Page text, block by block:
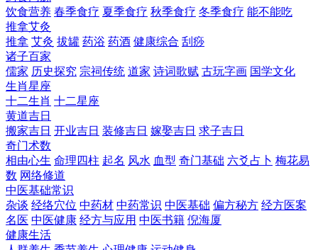
饮食营养 春季食疗 夏季食疗 秋季食疗 冬季食疗 能不能吃
推拿艾灸
推拿 艾灸 拔罐 药浴 药酒 健康综合 刮痧
诸子百家
儒家 历史探究 宗祠传统 道家 诗词歌赋 古玩字画 国学文化
生肖星座
十二生肖 十二星座
黄道吉日
搬家吉日 开业吉日 装修吉日 嫁娶吉日 求子吉日
奇门术数
相由心生 命理四柱 起名 风水 血型 奇门基础 六爻占卜 梅花易
数 网络修道
中医基础常识
杂谈 经络穴位 中药材 中药常识 中医基础 偏方秘方 经方医案
名医 中医健康 经方与应用 中医书籍 倪海厦
健康生活